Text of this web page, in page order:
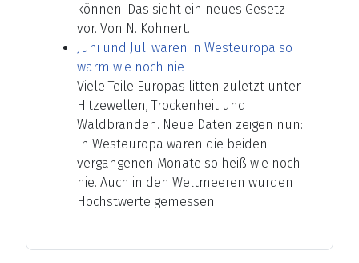
können. Das sieht ein neues Gesetz
vor. Von N. Kohnert.
Juni und Juli waren in Westeuropa so
warm wie noch nie
Viele Teile Europas litten zuletzt unter
Hitzewellen, Trockenheit und
Waldbränden. Neue Daten zeigen nun:
In Westeuropa waren die beiden
vergangenen Monate so heiß wie noch
nie. Auch in den Weltmeeren wurden
Höchstwerte gemessen.